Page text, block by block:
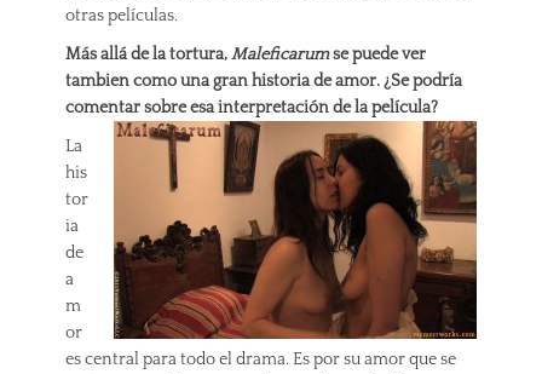
otras películas.
Más allá de la tortura,Maleficarumse puede ver
tambien como una gran historia de amor. ¿Se podría
comentar sobre esa interpretación de la película?
La
his
tor
ia
de
a
m
or
es central para todo el drama. Es por su amor que se